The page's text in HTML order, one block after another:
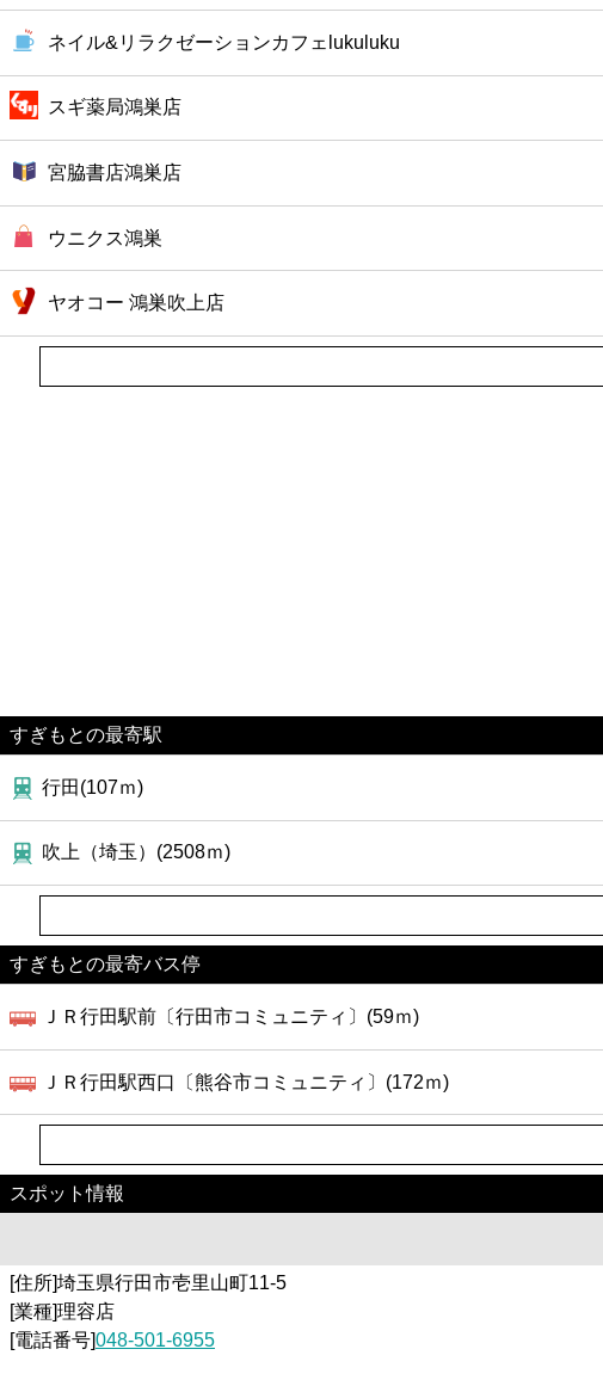
銀行
ネイル&リラクゼーションカフェlukuluku
スギ薬局鴻巣店
宮脇書店鴻巣店
ウニクス鴻巣
ヤオコー 鴻巣吹上店
すぎもとの最寄駅
行田(107ｍ)
吹上（埼玉）(2508ｍ)
すぎもとの最寄バス停
ＪＲ行田駅前〔行田市コミュニティ〕(59ｍ)
ＪＲ行田駅西口〔熊谷市コミュニティ〕(172ｍ)
スポット情報
[住所]埼玉県行田市壱里山町11-5
[業種]理容店
[電話番号]048-501-6955